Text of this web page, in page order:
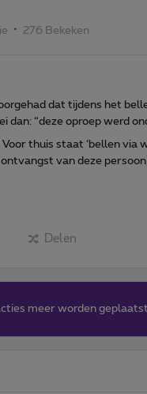
276 Bekeken
dat tijdens het
dan: “deze oproep werd
thuis staat ‘bellen via
van deze
Delen
meer worden